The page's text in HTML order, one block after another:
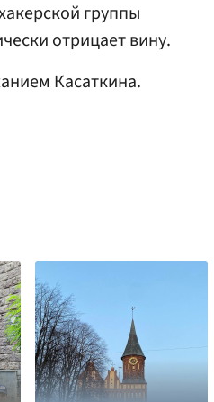
группы
отрицает вину.
Касаткина.